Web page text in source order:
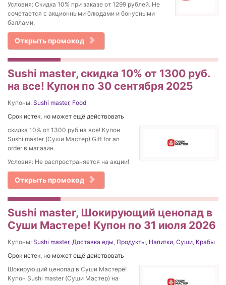
Условия: Скидка 10% при заказе от 1299 рублей. Не
сочетается с акционными блюдами и бонусными
баллами.
Открыть промокод
Sushi master, скидка 10% от 1300 руб.
на все! Купон по 30 сентября 2025
Купоны: Sushi master, Food
Срок истек, но может ещё действовать
скидка 10% от 1300 руб на все! Купон
Sushi master (Суши Мастер) Gift for an
order в магазин.
Условия: Не распространяется на акции!
Открыть промокод
Sushi master, Шокирующий ценопад в
Суши Мастере! Купон по 31 июля 2026
Купоны: Sushi master, Доставка еды, Продукты, Напитки, Суши, Крабы
Срок истек, но может ещё действовать
Шокирующий ценопад в Суши Мастере!
Купон Sushi master (Суши Мастер) на